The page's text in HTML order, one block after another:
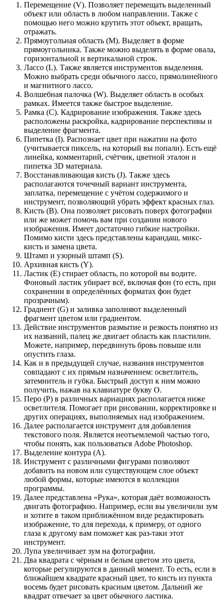
Перемещение (V). Позволяет перемещать выделенный
объект или область в любом направлении. Также с
помощью него можно крутить этот объект, вращать,
отражать.
Прямоугольная область (M). Выделяет в форме
прямоугольника. Также можно выделять в форме овала,
горизонтальной и вертикальной строк.
Лассо (L). Также является инструментов выделения.
Можно выбрать среди обычного лассо, прямолинейного
и магнитного лассо.
Волшебная палочка (W). Выделяет область в особых
рамках. Имеется также быстрое выделение.
Рамка (С). Кадрирование изображения. Также здесь
расположены раскройка, кадрирование перспективы и
выделение фрагмента.
Пипетка (I). Распознает цвет при нажатии на фото
(учитывается пиксель, на который вы попали). Есть ещё
линейка, комментарий, счётчик, цветной эталон и
пипетка 3D материала.
Восстанавливающая кисть (J). Также здесь
располагаются точечный вариант инструмента,
заплатка, перемещение с учётом содержимого и
инструмент, позволяющий убрать эффект красных глаз.
Кисть (B). Она позволяет рисовать поверх фотографии
или же может помочь вам при создании нового
изображения. Имеет достаточно гибкие настройки.
Помимо кисти здесь представлены карандаш, микс-
кисть и замена цвета.
Штамп и узорный штамп (S).
Архивная кисть (Y).
Ластик (E) стирает область, по которой вы водите.
Фоновый ластик убирает всё, включая фон (то есть, при
сохранении в определённых форматах фон будет
прозрачным).
Градиент (G) и заливка заполняют выделенный
фрагмент цветом или градиентом.
Действие инструментов размытие и резкость понятно из
их названий, палец же двигает область как пластилин.
Можете, например, передвинуть бровь повыше или
опустить глаза.
Как и в предыдущей случае, названия инструментов
совпадают с их прямым назначением: осветлитель,
затемнитель и губка. Быстрый доступ к ним можно
получить, нажав на клавиатуре букву O.
Перо (P) в различных вариациях располагается ниже
осветлителя. Помогает при рисовании, корректировке и
других операциях, выполняемых над изображением.
Далее располагается инструмент для добавления
текстового поля. Является неотъемлемой частью того,
чтобы понять, как пользоваться Adobe Photoshop.
Выделение контура (А).
Инструмент с различными фигурами позволяют
добавить на новом или существующем слое объект
любой формы, которые имеются в коллекции
программы.
Далее представлена «Рука», которая даёт возможность
двигать фотографию. Например, если вы увеличили зум
и хотите в таком приближённом виде редактировать
изображение, то для перехода, к примеру, от одного
глаза к другому вам поможет как раз-таки этот
инструмент.
Лупа увеличивает зум на фотографии.
Два квадрата с чёрным и белым цветом это цвета,
которые регулируются в данный момент. То есть, если в
ближайшем квадрате красный цвет, то кисть из пункта
восемь будет рисовать красным цветом. Дальний же
квадрат отвечает за цвет обычного ластика.